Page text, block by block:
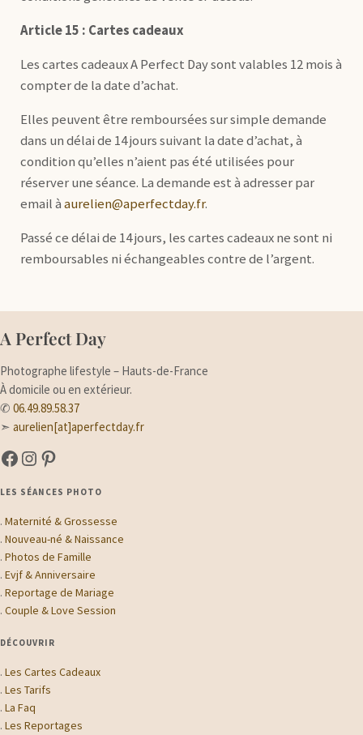
Article 15 : Cartes cadeaux
Les cartes cadeaux A Perfect Day sont valables 12 mois à
compter de la date d’achat.
Elles peuvent être remboursées sur simple demande
dans un délai de 14 jours suivant la date d’achat, à
condition qu’elles n’aient pas été utilisées pour
réserver une séance. La demande est à adresser par
email àaurelien@aperfectday.fr.
Passé ce délai de 14 jours, les cartes cadeaux ne sont ni
remboursables ni échangeables contre de l’argent.
A Perfect Day
Photographe lifestyle – Hauts-de-France
À domicile ou en extérieur.
✆06.49.89.58.37
➣aurelien[at]aperfectday.fr
A Perfect Day sur Facebook
A Perfect Day sur Instagram
Suivez-moi sur Pinterest
LES SÉANCES PHOTO
.Maternité & Grossesse
.Nouveau-né & Naissance
.Photos de Famille
.Evjf & Anniversaire
.Reportage de Mariage
.Couple & Love Session
DÉCOUVRIR
.Les Cartes Cadeaux
.Les Tarifs
.La Faq
.Les Reportages